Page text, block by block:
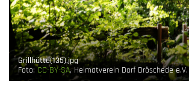
Grillhütte(135).jpg
Foto:CC-BY-SA, Heimatverein Dorf Dröschede e.V.